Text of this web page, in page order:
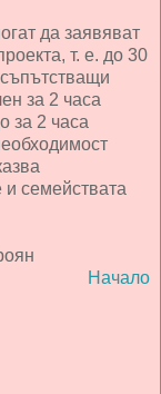
да заявяват
т. е. до 30
за 2 часа
за 2 часа
и семействата
Начало